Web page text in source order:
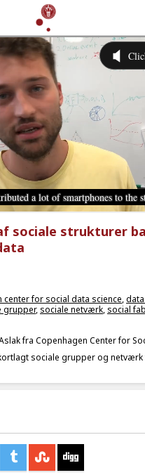
sociale strukturer
center for social data science,
grupper, sociale netværk, social
fra Copenhagen Center for
sociale grupper og